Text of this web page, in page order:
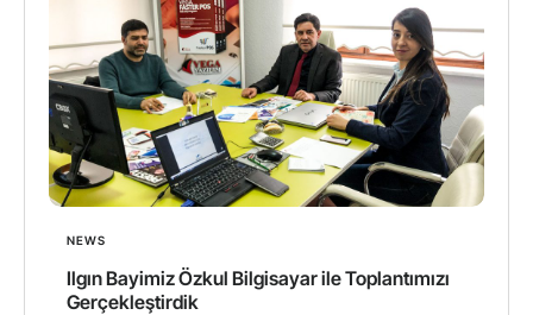
NEWS
Ilgın Bayimiz Özkul Bilgisayar ile Toplantımızı
Gerçekleştirdik